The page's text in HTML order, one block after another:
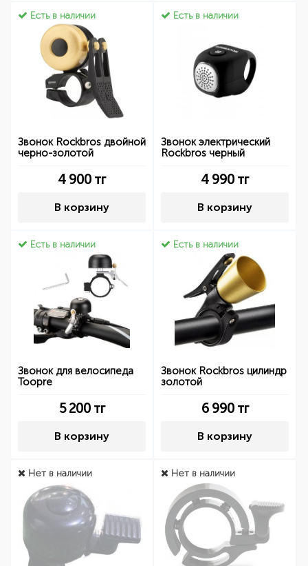
Есть в наличии
Звонок Rockbros двойной
черно-золотой
4 900 тг
В корзину
Есть в наличии
Звонок электрический
Rockbros черный
4 990 тг
В корзину
Есть в наличии
Звонок для велосипеда
Toopre
5 200тг
В корзину
Есть в наличии
Звонок Rockbros цилиндр
золотой
6 990тг
В корзину
Нет в наличии Нет в наличии